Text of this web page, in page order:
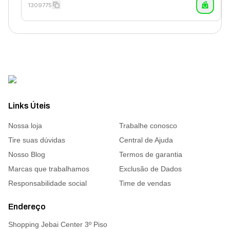
1309775
Links Úteis
Nossa loja
Trabalhe conosco
Tire suas dúvidas
Central de Ajuda
Nosso Blog
Termos de garantia
Marcas que trabalhamos
Exclusão de Dados
Responsabilidade social
Time de vendas
Endereço
Shopping Jebai Center 3º Piso